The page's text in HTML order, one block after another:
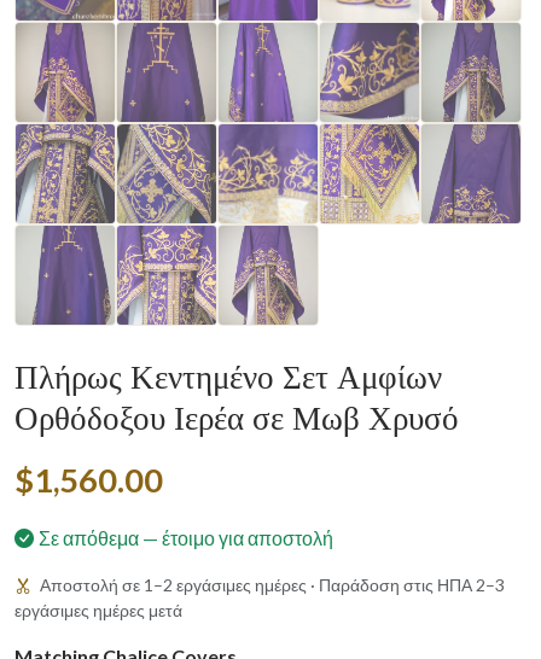
Πλήρως Κεντημένο Σετ Αμφίων
Ορθόδοξου Ιερέα σε Μωβ Χρυσό
$1,560.00
Σε απόθεμα — έτοιμο για αποστολή
Αποστολή σε 1–2 εργάσιμες ημέρες · Παράδοση στις ΗΠΑ 2–3
εργάσιμες ημέρες μετά